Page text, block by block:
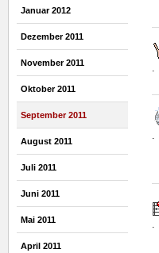
Januar 2012
Dezember 2011
November 2011
Oktober 2011
September 2011
August 2011
Juli 2011
Juni 2011
Mai 2011
April 2011
.
.